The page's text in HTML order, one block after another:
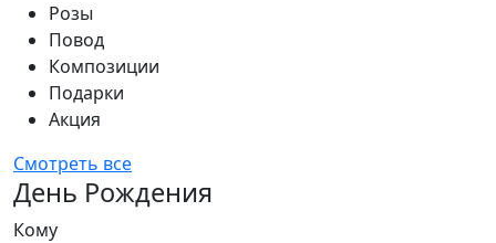
Розы
Повод
Композиции
Подарки
Акция
Смотреть все
День Рождения
Кому